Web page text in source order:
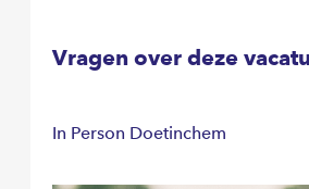
Vragen over deze
In Person Doetinchem